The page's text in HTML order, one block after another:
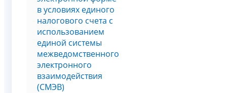
в условиях единого
налогового счета с
использованием
единой системы
межведомственного
электронного
взаимодействия
(СМЭВ)